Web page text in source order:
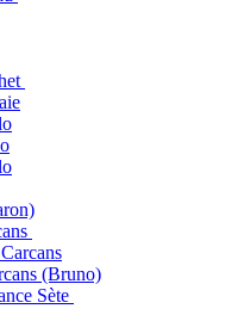
(Bruno)
Sète